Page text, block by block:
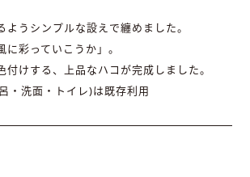
ようシンプルな設えで纏めました。
に彩っていこうか」。
付けする、上品なハコが完成しました。
・洗面・トイレ)は既存利用